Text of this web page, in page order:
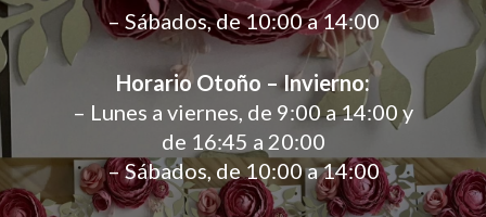
– Sábados, de 10:00 a 14:00
Horario Otoño – Invierno:
– Lunes a viernes, de 9:00 a 14:00 y
de 16:45 a 20:00
– Sábados, de 10:00 a 14:00